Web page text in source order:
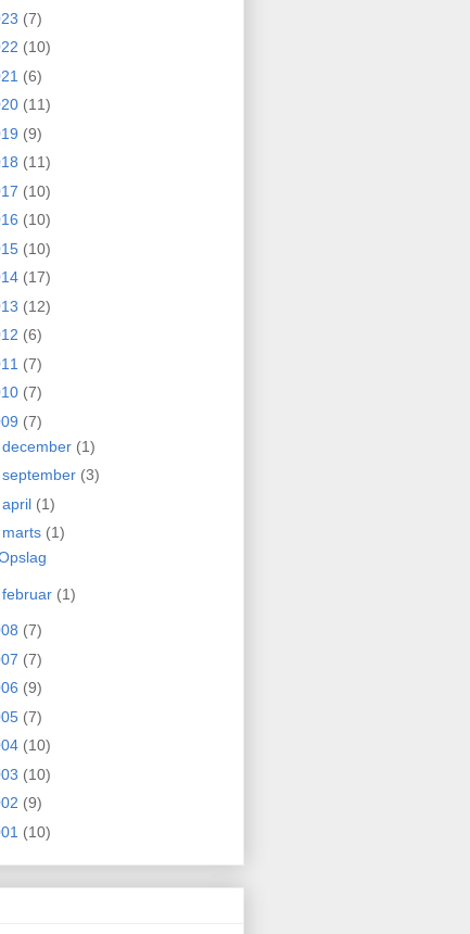
(7)
(10)
(6)
(11)
(9)
(11)
(10)
(10)
(10)
(17)
(12)
(6)
(7)
(7)
(7)
december (1)
september (3)
april (1)
marts (1)
februar (1)
(7)
(7)
(9)
(7)
(10)
(10)
(9)
(10)